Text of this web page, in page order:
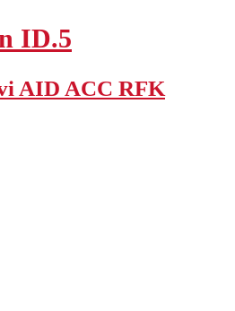
ID.5
AID ACC RFK